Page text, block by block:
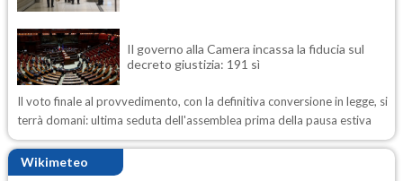
Il governo alla Camera incassa la fiducia sul
decreto giustizia: 191 sì
Il voto finale al provvedimento, con la definitiva conversione in legge, si
terrà domani: ultima seduta dell'assemblea prima della pausa estiva
Wikimeteo